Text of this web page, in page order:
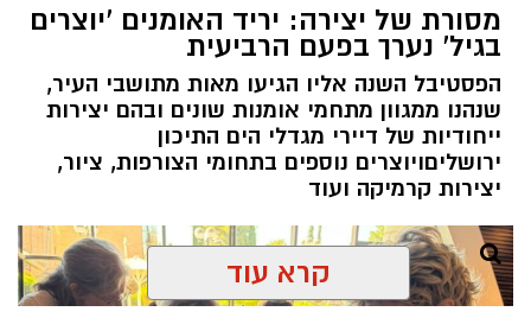
ניצ'קו נימ נה עם מי שהקימו את פעילות הבנקאות
הפרטית של הבנק בירושלים, ועתה
אותה בתקופה של צמיחה והרחבת הפעילות.
בתפקידו האחרון הוא ניהלאת סניף הבנקאות
הפרטית של הבנק בתל אביב.
מסורת של יצירה: יריד האומנים 'יוצרים
בגיל' נערך בפעם הרביעית
הפסטיבל השנה אליו הגיעו מאות מתושבי העיר,
שנהנו ממגוון מתחמי אומנות שונים ובהם יצירות
ייחודיות של דיירי מגדלי הים התיכון
ירושליםויוצרים נוספים בתחומי הצורפות, ציור,
יצירות קרמיקה ועוד
קרא עוד